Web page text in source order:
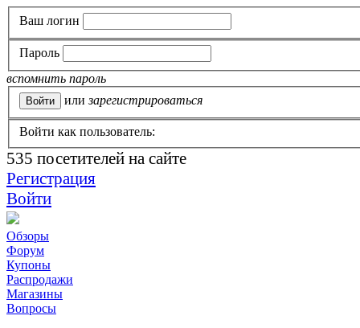
Ваш логин
Пароль
вспомнить пароль
или зарегистрироваться
Войти как пользователь:
535 посетителей на сайте
Регистрация
Войти
Обзоры
Форум
Купоны
Распродажи
Магазины
Вопросы